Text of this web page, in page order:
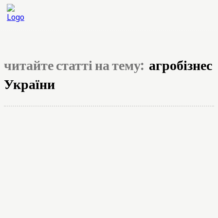
читайте статті на тему: агробізнес
України